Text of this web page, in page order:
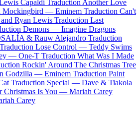
Capaldi Traduction Another Love
Mockingbird — Eminem Traduction Can't
Ryan Lewis Traduction Last
Demons — Imagine Dragons
& Rauw Alejandro Traduction
Traduction Lose Control — Teddy Swims
— One-T Traduction What Was I Made
Rockin' Around The Christmas Tree
Godzilla — Eminem Traduction Paint
Traduction Special — Dave & Tiakola
Christmas Is You — Mariah Carey
Carey